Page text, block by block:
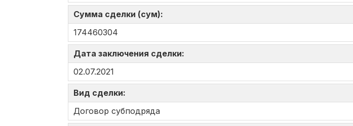
Сумма сделки (сум):
174460304
Дата заключения сделки:
02.07.2021
Вид сделки:
Договор субподряда